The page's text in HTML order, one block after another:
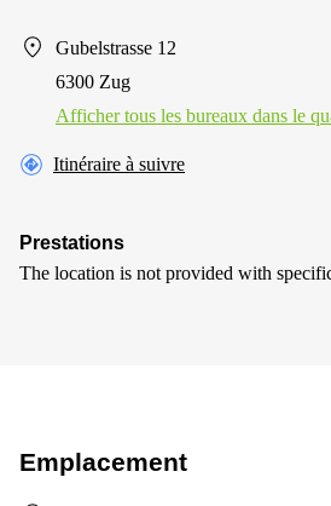
Gubelstrasse 12
6300 Zug
Afficher tous les bureaux dans le
Itinéraire à suivre
Prestations
The location is not provided with
Emplacement